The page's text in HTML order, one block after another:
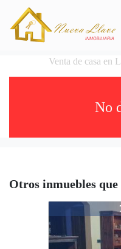
Venta de casa en
No
Otros inmuebles
1203-K2891